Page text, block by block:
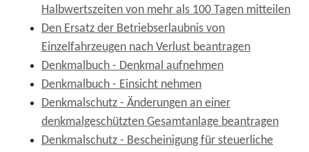
Halbwertszeiten von mehr als 100 Tagen mitteilen
Den Ersatz der Betriebserlaubnis von
Einzelfahrzeugen nach Verlust beantragen
Denkmalbuch - Denkmal aufnehmen
Denkmalbuch - Einsicht nehmen
Denkmalschutz - Änderungen an einer
denkmalgeschützten Gesamtanlage beantragen
Denkmalschutz - Bescheinigung für steuerliche